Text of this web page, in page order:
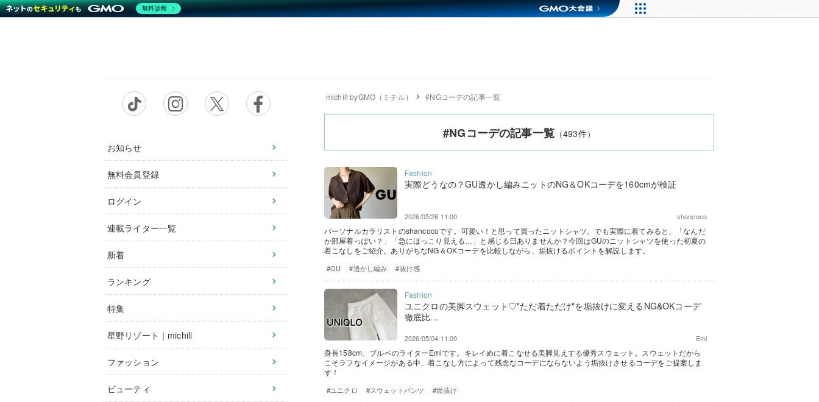
お知らせ
無料会員登録
ログイン
連載ライター一覧
新着
ランキング
特集
星野リゾート｜michill
ファッション
ビューティ
michill byGMO（ミチル） #NGコーデの記事一覧
#NGコーデの記事一覧（493件）
実際どうなの？GU透かし編みニットのNG＆OKコーデを160cmが検証
shancoco
2026/05/26 11:00
パーソナルカラリストのshancocoです。可愛い！と思って買ったニットシャツ。でも実際に着てみると、「なんだ
か部屋着っぽい？」「急にほっこり見える…」と感じる日ありませんか？今回はGUのニットシャツを使った初夏の
着こなしをご紹介。ありがちなNG＆OKコーデを比較しながら、垢抜けるポイントを解説します。
#GU #透かし編み #抜け感
ユニクロの美脚スウェット♡"ただ着ただけ"を垢抜けに変えるNG&OKコーデ
徹底比...
Emi
2026/05/04 11:00
身長158cm、ブルベのライターEmiです。キレイめに着こなせる美脚見えする優秀スウェット。スウェットだから
こそラフなイメージがある中、着こなし方によって残念なコーデにならないよう垢抜けさせるコーデをご提案しま
す！
#ユニクロ #スウェットパンツ #垢抜け
無料診断